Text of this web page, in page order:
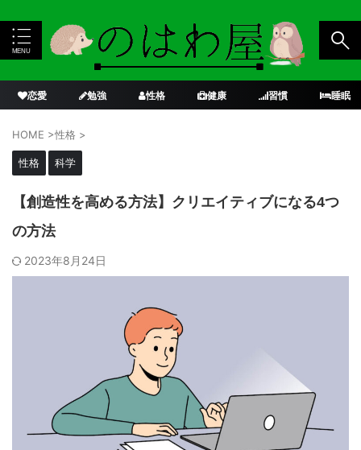
恋愛 勉強 性格 健康 習慣 睡眠
HOME >性格 >
性格 科学
【創造性を高める方法】クリエイティブになる4つ
の方法
2023年8月24日